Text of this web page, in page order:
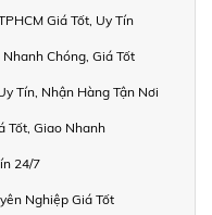
Giá Tốt, Uy Tín
Chóng, Giá Tốt
Tín, Nhận Hàng Tận Nơi
Tốt, Giao Nhanh
24/7
Nghiệp Giá Tốt